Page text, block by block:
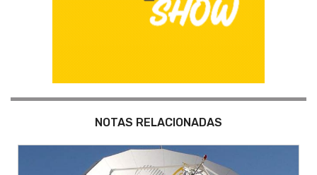
NOTAS RELACIONADAS